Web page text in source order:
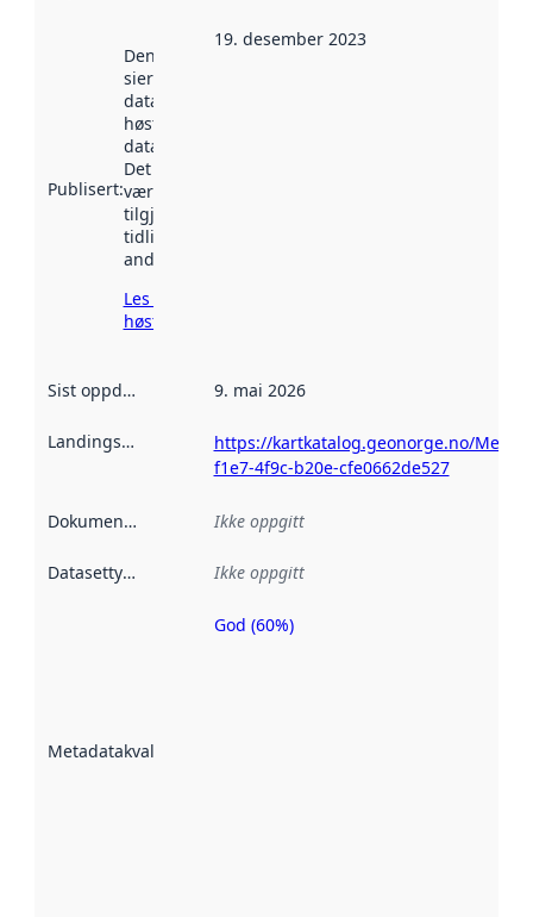
Publisert:
Denne datoen
sier når
datasettet ble
høstet av
data.norge.no.
Det kan ha
vært
tilgjengelig
tidligere
andre steder.
Les mer om
høsting her
19. desember 2023
Sist oppdatert 9. mai 2026
Landingsside
https://kartkatalog.geonorge.no/
f1e7-4f9c-b20e-cfe0662de527
Dokumentasjon Ikke oppgitt
Datasettype Ikke oppgitt
Metadatakvalitet
Metadatakvalitet
God (60%)